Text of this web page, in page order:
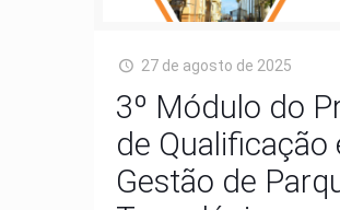
27 de agosto de 2025
3º Módulo do
de Qualificação
Gestão de